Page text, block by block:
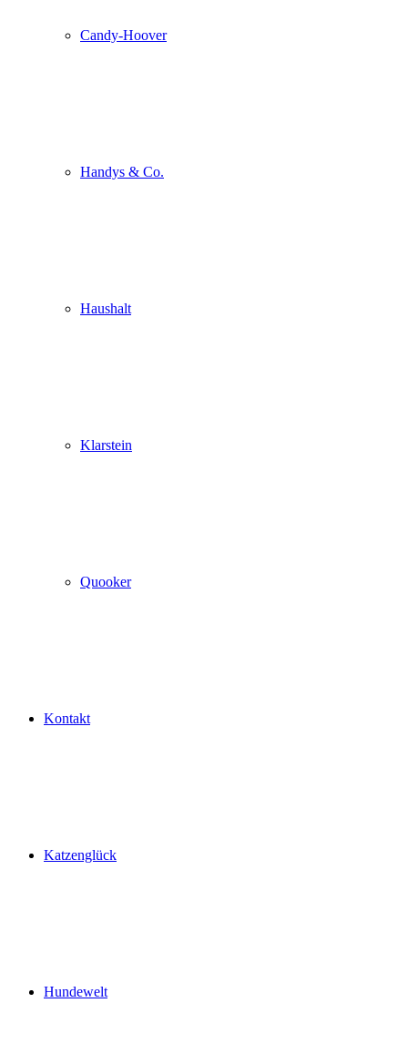
Candy-Hoover
Handys & Co.
Haushalt
Klarstein
Quooker
Kontakt
Katzenglück
Hundewelt